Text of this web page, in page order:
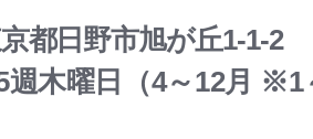
都日野市旭が丘1-1-2
週木曜日（4～12月 ※1